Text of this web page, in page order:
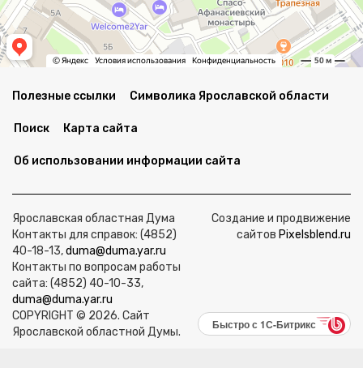
Полезные ссылки Символика Ярославской области
Поиск Карта сайта
Об использовании информации сайта
Ярославская областная Дума
Контакты для справок: (4852)
40-18-13,duma@duma.yar.ru
Контакты по вопросам работы
сайта: (4852) 40-10-33,
duma@duma.yar.ru
COPYRIGHT © 2026. Сайт
Ярославской областной Думы.
Создание и продвижение
сайтов Pixelsblend.ru
Быстро с 1С-Битрикс